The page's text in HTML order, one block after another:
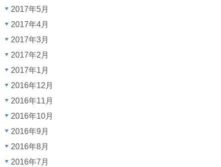
2017年5月
2017年4月
2017年3月
2017年2月
2017年1月
2016年12月
2016年11月
2016年10月
2016年9月
2016年8月
2016年7月